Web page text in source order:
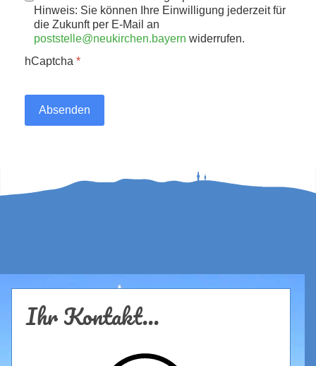
Hinweis: Sie können Ihre Einwilligung jederzeit für
die Zukunft per E-Mail an
poststelle@neukirchen.bayern widerrufen.
hCaptcha *
Absenden
Ihr Kontakt...